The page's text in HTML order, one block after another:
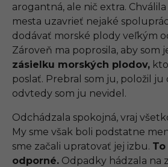
arogantná, ale nič extra.
mesta uzavrieť nejaké
dodávať morské plody veľkým
Zároveň ma poprosila, aby som
zásielku morských plodov,
poslať. Prebral som ju, položil ju
odvtedy som ju nevidel.
Odchádzala spokojná, vraj
My sme však boli podstatne
sme začali upratovať jej izbu.
odporné. Odpadky hádzala na